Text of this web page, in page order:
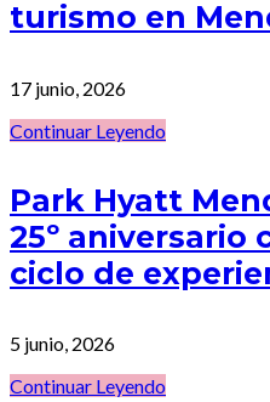
turismo en
17 junio, 2026
Continuar Leyendo
Park Hyatt
25º aniversario
ciclo de
5 junio, 2026
Continuar Leyendo